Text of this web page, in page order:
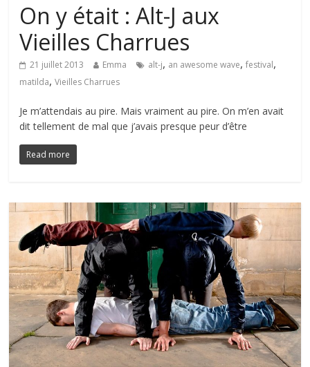
On y était : Alt-J aux
Vieilles Charrues
21 juillet 2013 Emma alt-j, an awesome wave,festival,
matilda,Vieilles Charrues
Je m’attendais au pire. Mais vraiment au pire. On m’en avait
dit tellement de mal que j’avais presque peur d’être
Read more